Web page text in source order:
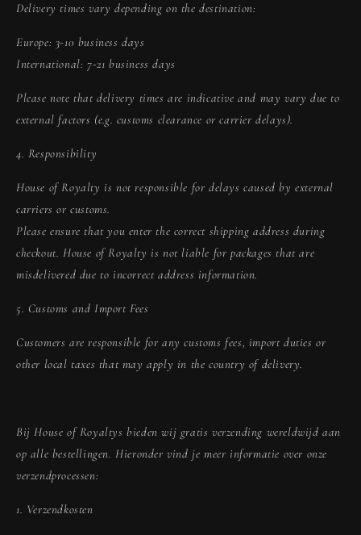
Delivery times vary depending on the destination:
Europe: 3-10 business days
International: 7-21 business days
Please note that delivery times are indicative and may vary due to
external factors (e.g. customs clearance or carrier delays).
4. Responsibility
House of Royalty is not responsible for delays caused by external
carriers or customs.
Please ensure that you enter the correct shipping address during
checkout. House of Royalty is not liable for packages that are
misdelivered due to incorrect address information.
5. Customs and Import Fees
Customers are responsible for any customs fees, import duties or
other local taxes that may apply in the country of delivery.
Bij House of Royaltys bieden wij gratis verzending wereldwijd aan
op alle bestellingen. Hieronder vind je meer informatie over onze
verzendprocessen:
1. Verzendkosten